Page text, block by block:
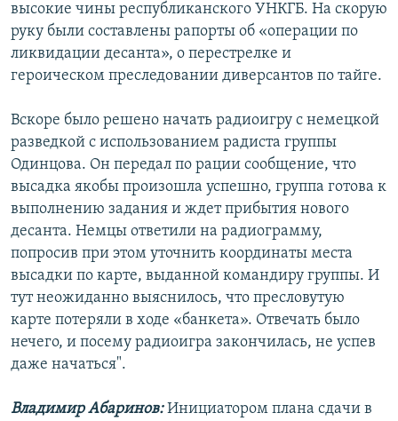
высокие чины республиканского УНКГБ. На скорую
руку были составлены рапорты об «операции по
ликвидации десанта», о перестрелке и
героическом преследовании диверсантов по тайге.
Вскоре было решено начать радиоигру с немецкой
разведкой с использованием радиста группы
Одинцова. Он передал по рации сообщение, что
высадка якобы произошла успешно, группа готова к
выполнению задания и ждет прибытия нового
десанта. Немцы ответили на радиограмму,
попросив при этом уточнить координаты места
высадки по карте, выданной командиру группы. И
тут неожиданно выяснилось, что пресловутую
карте потеряли в ходе «банкета». Отвечать было
нечего, и посему радиоигра закончилась, не успев
даже начаться".
Владимир Абаринов:Инициатором плана сдачи в